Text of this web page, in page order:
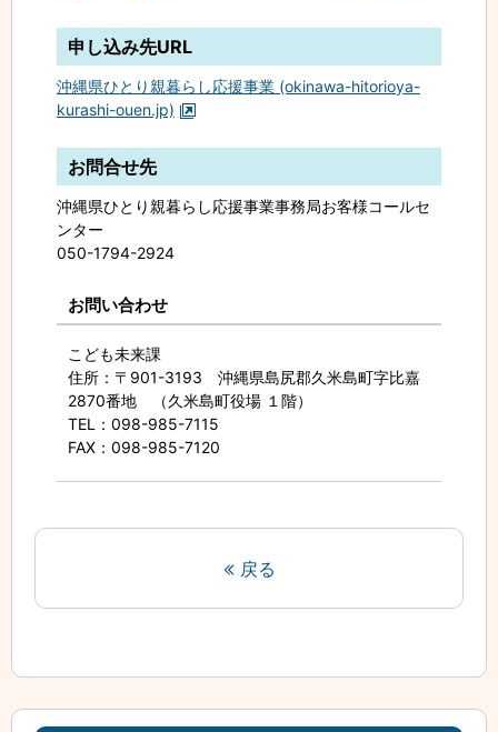
申し込み先URL
沖縄県ひとり親暮らし応援事業 (okinawa-hitorioya-
kurashi-ouen.jp)
お問合せ先
沖縄県ひとり親暮らし応援事業事務局お客様コールセ
ンター
050-1794-2924
お問い合わせ
こども未来課
住所 ：〒901-3193 沖縄県島尻郡久米島町字比嘉
2870番地 （久米島町役場 １階）
TEL
：098-985-7115
FAX ：098-985-7120
戻る